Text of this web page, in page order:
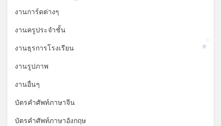
งานการ์ดต่างๆ
งานครูประจำชั้น
งานธุรการโรงเรียน
งานรูปภาพ
งานอื่นๆ
บัตรคำศัพท์ภาษาจีน
บัตรคำศัพท์ภาษาอังกฤษ